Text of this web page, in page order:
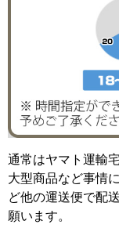
通常はヤマト運輸
大型商品など事情
ど他の運送便で配
願います。